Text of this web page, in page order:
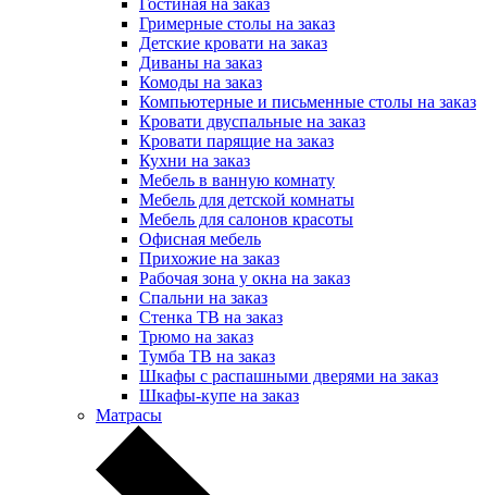
Гримерные столы на заказ
Детские кровати на заказ
Диваны на заказ
Комоды на заказ
Компьютерные и письменные столы на заказ
Кровати двуспальные на заказ
Кровати парящие на заказ
Кухни на заказ
Мебель в ванную комнату
Мебель для детской комнаты
Мебель для салонов красоты
Офисная мебель
Прихожие на заказ
Рабочая зона у окна на заказ
Спальни на заказ
Стенка ТВ на заказ
Трюмо на заказ
Тумба ТВ на заказ
Шкафы с распашными дверями на заказ
Шкафы-купе на заказ
Матрасы